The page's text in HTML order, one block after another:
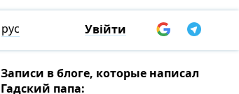
рус Увійти
Записи в блоге, которые написал
Гадский папа: